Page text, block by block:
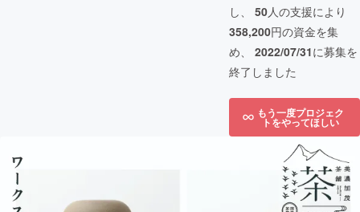
し、 50人の支援により
358,200円の資金を集
め、 2022/07/31に募集を
終了しました
もう一度プロジェク
トをやってほしい